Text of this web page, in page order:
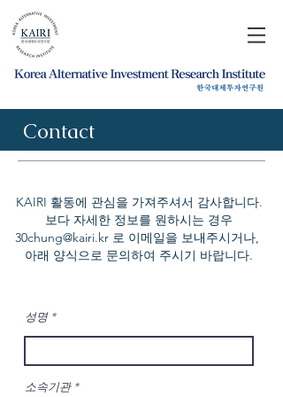
Contact
KAIRI 활동에 관심을 가져주셔서 감사합니다.
보다 자세한 정보를 원하시는 경우
30chung@kairi.kr 로 이메일을 보내주시거나,
아래 양식으로 문의하여 주시기 바랍니다.
성명
소속기관